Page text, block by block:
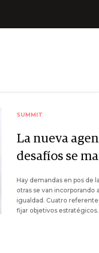
SUMMIT
La nueva
desafíos se
Hay demandas en pos de
otras se van incorporando
igualdad. Cuatro
fijar objetivos estratégicos.